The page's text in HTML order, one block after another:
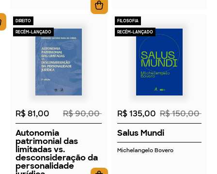
DIREITO
RECÉM-LANÇADO
2026
R$ 81,00
R$ 90,00
Autonomia
patrimonial das
limitadas vs.
desconsideração da
personalidade
FILOSOFIA
RECÉM-LANÇADO
2026
R$ 135,00 R$ 150,00
Salus Mundi
Michelangelo Bovero